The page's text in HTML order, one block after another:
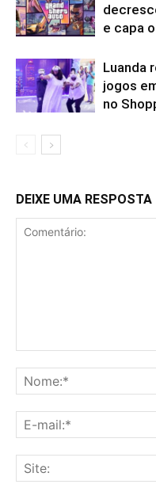
e capa
Luanda
jogos
no
DEIXE UMA RESPOSTA